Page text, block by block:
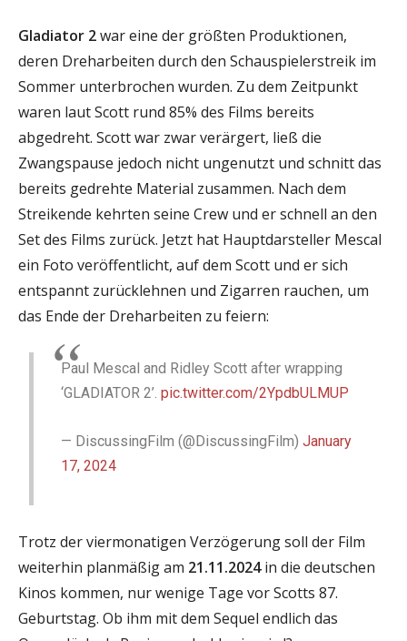
Gladiator 2war eine der größten Produktionen,
deren Dreharbeiten durch den Schauspielerstreik im
Sommer unterbrochen wurden. Zu dem Zeitpunkt
waren laut Scott rund 85% des Films bereits
abgedreht. Scott war zwar verärgert, ließ die
Zwangspause jedoch nicht ungenutzt und schnitt das
bereits gedrehte Material zusammen. Nach dem
Streikende kehrten seine Crew und er schnell an den
Set des Films zurück. Jetzt hat Hauptdarsteller Mescal
ein Foto veröffentlicht, auf dem Scott und er sich
entspannt zurücklehnen und Zigarren rauchen, um
das Ende der Dreharbeiten zu feiern:
Paul Mescal and Ridley Scott after wrapping
‘GLADIATOR 2’.pic.twitter.com/2YpdbULMUP
— DiscussingFilm (@DiscussingFilm)January
17, 2024
Trotz der viermonatigen Verzögerung soll der Film
weiterhin planmäßig am 21.11.2024in die deutschen
Kinos kommen, nur wenige Tage vor Scotts 87.
Geburtstag. Ob ihm mit dem Sequel endlich das